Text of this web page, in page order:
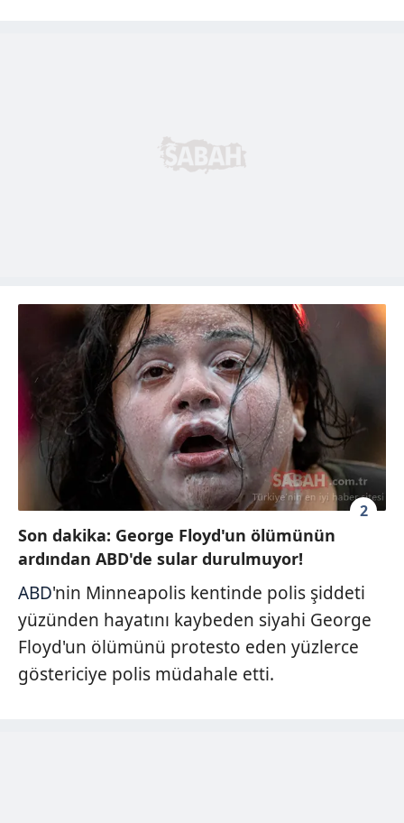
2
Son dakika: George Floyd'un ölümünün
ardından ABD'de sular durulmuyor!
ABD'nin Minneapolis kentinde polis şiddeti
yüzünden hayatını kaybeden siyahi George
Floyd'un ölümünü protesto eden yüzlerce
göstericiye polis müdahale etti.